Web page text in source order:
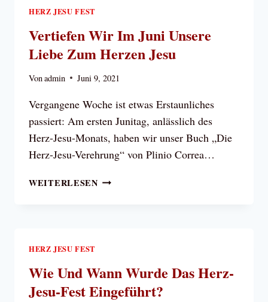
PERSÖNLICHES
GESCHENK
UNS
HERZ JESU FEST
Vertiefen Wir Im Juni Unsere
Liebe Zum Herzen Jesu
Vonadmin Juni 9, 2021
Vergangene Woche ist etwas Erstaunliches
passiert: Am ersten Junitag, anlässlich des
Herz-Jesu-Monats, haben wir unser Buch „Die
Herz-Jesu-Verehrung“ von Plinio Correa…
WEITERLESENVERTIEFEN
HERZEN
JESU
HERZ JESU FEST
Wie Und Wann Wurde Das Herz-
Jesu-Fest Eingeführt?